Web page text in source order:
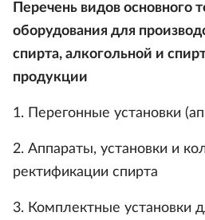
Перечень видов основного
оборудования для
спирта, алкогольной и
продукции
1. Перегонные установки
2. Аппараты, установки и
ректификации спирта
3. Комплектные установки